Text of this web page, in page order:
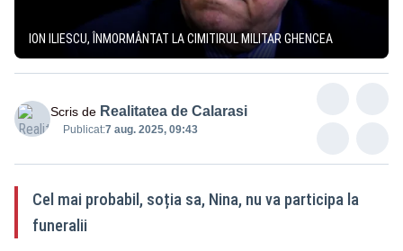
ION ILIESCU, ÎNMORMÂNTAT LA CIMITIRUL MILITAR GHENCEA
Scris de Realitatea de Calarasi
Publicat:7 aug. 2025, 09:43
Cel mai probabil, soția sa, Nina, nu va participa la
funeralii